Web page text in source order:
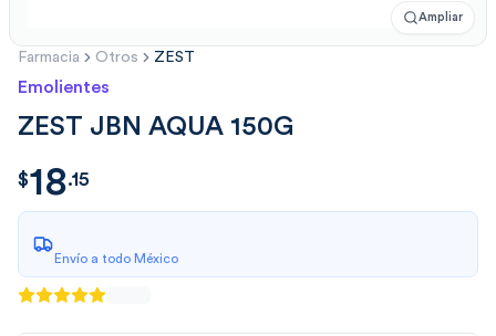
Ampliar
Farmacia Otros ZEST
Emolientes
ZEST JBN AQUA 150G
$18.15
$18.15
Envío a todo México